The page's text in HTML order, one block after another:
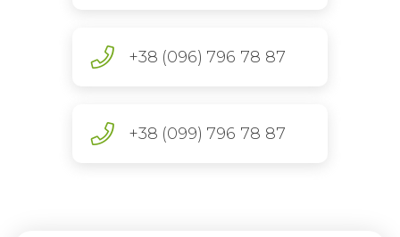
+38 (096) 796 78 87
+38 (099) 796 78 87